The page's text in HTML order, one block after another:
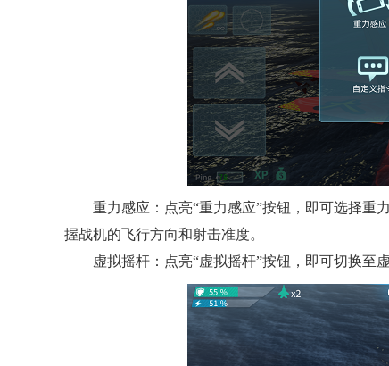
重力感应：点亮“重力感应”按钮，即可选择重
握战机的飞行方向和射击准度。
虚拟摇杆：点亮“虚拟摇杆”按钮，即可切换至